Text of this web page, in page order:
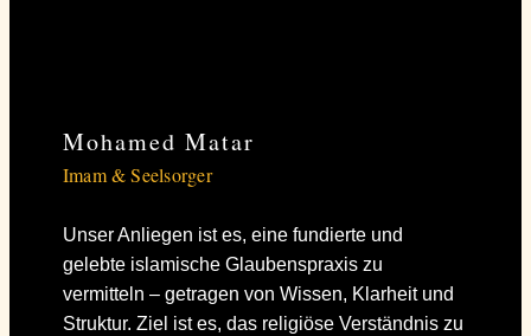
Mohamed Matar
Imam & Seelsorger
Unser Anliegen ist es, eine fundierte und
gelebte islamische Glaubenspraxis zu
vermitteln – getragen von Wissen, Klarheit und
Struktur. Ziel ist es, das religiöse Verständnis zu